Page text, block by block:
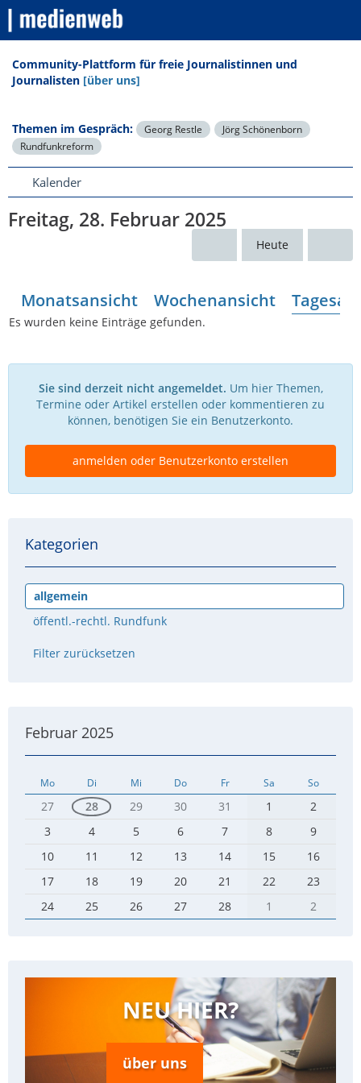
Community-Plattform für freie Journalistinnen und
Journalisten [über uns]
Themen im Gespräch: Georg Restle
Jörg Schönenborn
Rundfunkreform
Kalender
Freitag, 28. Februar 2025
Heute
Monatsansicht Wochenansicht
Es wurden keine Einträge gefunden.
Sie sind derzeit nicht angemeldet. Um hier Themen,
Termine oder Artikel erstellen oder kommentieren zu
können, benötigen Sie ein Benutzerkonto.
anmelden oder Benutzerkonto erstellen
Kategorien
allgemein
öffentl.-rechtl. Rundfunk
Filter zurücksetzen
Februar 2025
Mo Di Mi Do Fr Sa So
27 28 29 30 31 1
2
3
4 5 6 7 8
9
10
11 12 13 14 15
16
17
18 19 20 21 22
23
24
25 26 27 28 1 2
NEU HIER?
über uns